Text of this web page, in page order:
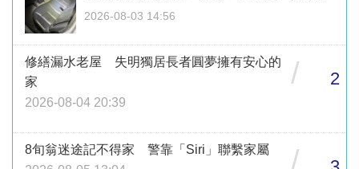
2026-08-03 14:56
修繕漏水老屋 失明獨居長者圓夢擁有安心的
家
2026-08-04 20:39
/ 2
8旬翁迷途記不得家 警靠「Siri」聯繫家屬
/